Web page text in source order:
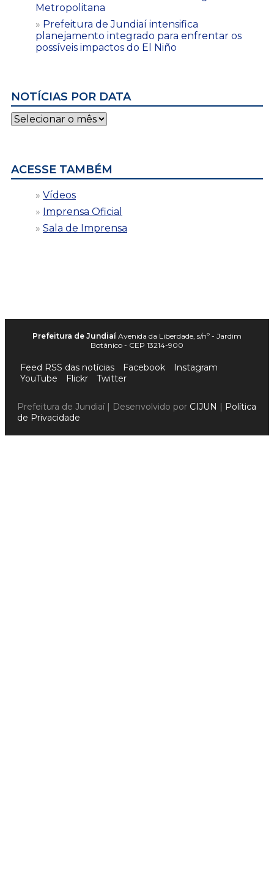
Metropolitana
Prefeitura de Jundiaí intensifica
planejamento integrado para enfrentar os
possíveis impactos do El Niño
NOTÍCIAS POR DATA
Notícias
por
ACESSE TAMBÉM
Vídeos
Imprensa Oficial
Sala de Imprensa
Prefeitura de Jundiaí Avenida da Liberdade, s/nº - Jardim
Botânico - CEP 13214-900
Feed RSS das notícias Facebook
Instagram
YouTube
Flickr Twitter
Prefeitura de Jundiaí | Desenvolvido por CIJUN | Política
de Privacidade